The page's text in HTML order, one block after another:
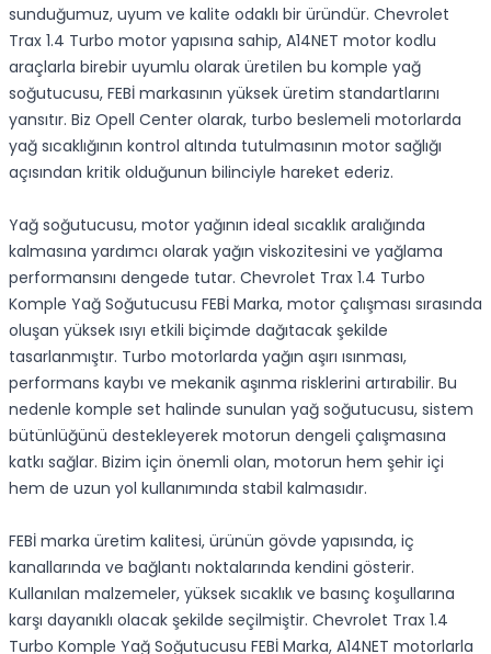
sunduğumuz, uyum ve kalite odaklı bir üründür. Chevrolet
Trax 1.4 Turbo motor yapısına sahip, A14NET motor kodlu
araçlarla birebir uyumlu olarak üretilen bu komple yağ
soğutucusu, FEBİ markasının yüksek üretim standartlarını
yansıtır. Biz Opell Center olarak, turbo beslemeli motorlarda
yağ sıcaklığının kontrol altında tutulmasının motor sağlığı
açısından kritik olduğunun bilinciyle hareket ederiz.
Yağ soğutucusu, motor yağının ideal sıcaklık aralığında
kalmasına yardımcı olarak yağın viskozitesini ve yağlama
performansını dengede tutar. Chevrolet Trax 1.4 Turbo
Komple Yağ Soğutucusu FEBİ Marka, motor çalışması sırasında
oluşan yüksek ısıyı etkili biçimde dağıtacak şekilde
tasarlanmıştır. Turbo motorlarda yağın aşırı ısınması,
performans kaybı ve mekanik aşınma risklerini artırabilir. Bu
nedenle komple set halinde sunulan yağ soğutucusu, sistem
bütünlüğünü destekleyerek motorun dengeli çalışmasına
katkı sağlar. Bizim için önemli olan, motorun hem şehir içi
hem de uzun yol kullanımında stabil kalmasıdır.
FEBİ marka üretim kalitesi, ürünün gövde yapısında, iç
kanallarında ve bağlantı noktalarında kendini gösterir.
Kullanılan malzemeler, yüksek sıcaklık ve basınç koşullarına
karşı dayanıklı olacak şekilde seçilmiştir. Chevrolet Trax 1.4
Turbo Komple Yağ Soğutucusu FEBİ Marka, A14NET motorlarla